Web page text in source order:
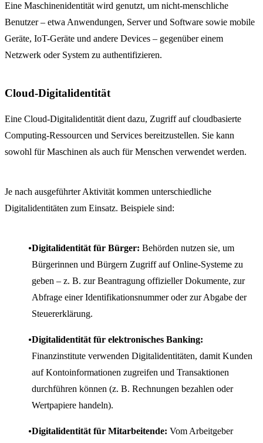
Eine Maschinenidentität wird genutzt, um nicht-menschliche
Benutzer – etwa Anwendungen, Server und Software sowie mobile
Geräte, IoT-Geräte und andere Devices – gegenüber einem
Netzwerk oder System zu authentifizieren.
Cloud-Digitalidentität
Eine Cloud-Digitalidentität dient dazu, Zugriff auf cloudbasierte
Computing-Ressourcen und Services bereitzustellen. Sie kann
sowohl für Maschinen als auch für Menschen verwendet werden.
Je nach ausgeführter Aktivität kommen unterschiedliche
Digitalidentitäten zum Einsatz. Beispiele sind:
Digitalidentität für Bürger: Behörden nutzen sie, um
Bürgerinnen und Bürgern Zugriff auf Online-Systeme zu
geben – z. B. zur Beantragung offizieller Dokumente, zur
Abfrage einer Identifikationsnummer oder zur Abgabe der
Steuererklärung.
Digitalidentität für elektronisches Banking:
Finanzinstitute verwenden Digitalidentitäten, damit Kunden
auf Kontoinformationen zugreifen und Transaktionen
durchführen können (z. B. Rechnungen bezahlen oder
Wertpapiere handeln).
Digitalidentität für Mitarbeitende: Vom Arbeitgeber